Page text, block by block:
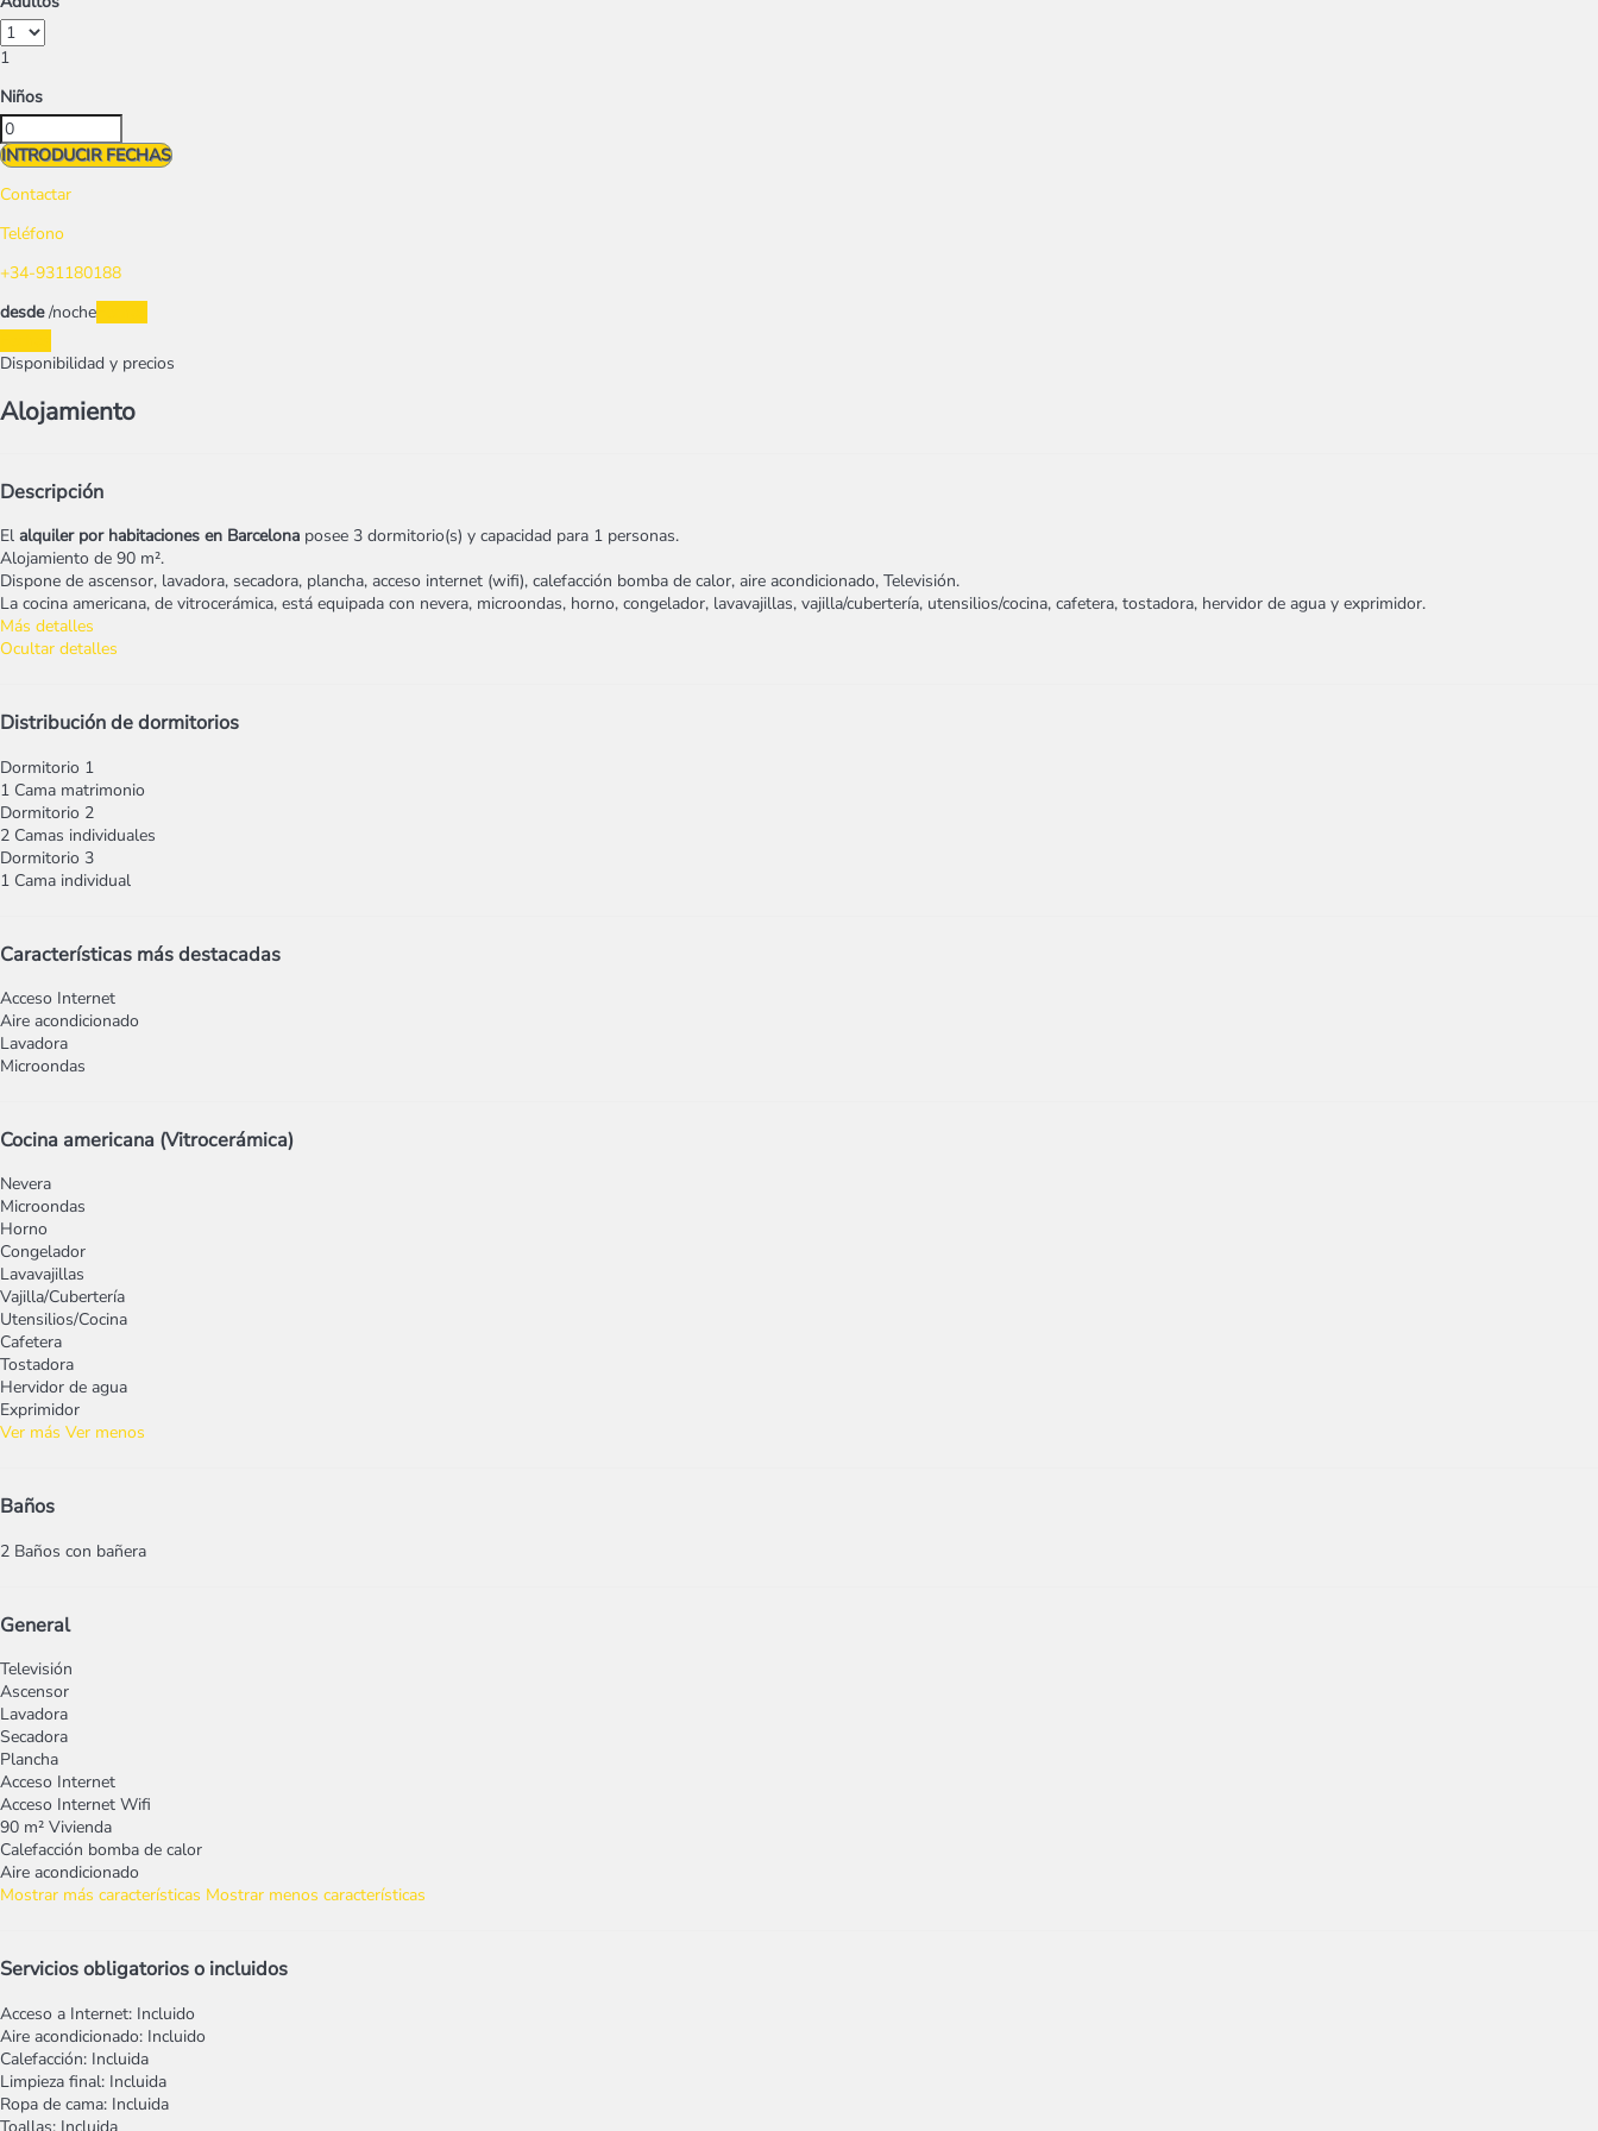
1
Niños
INTRODUCIR FECHAS
Contactar
Teléfono
+34-931180188
desde /noche
Disponibilidad y precios
Alojamiento
Descripción
El alquiler por habitaciones en Barcelona posee 3 dormitorio(s) y capacidad para 1 personas.
Alojamiento de 90 m².
Dispone de ascensor, lavadora, secadora, plancha, acceso internet (wifi), calefacción bomba de calor, aire acondicionado, Televisión.
La cocina americana, de vitrocerámica, está equipada con nevera, microondas, horno, congelador, lavavajillas, vajilla/cubertería, utensilios/cocina, cafetera, tostadora, hervidor de agua y exprimidor.
Más detalles
Ocultar detalles
Distribución de dormitorios
Dormitorio 1
1 Cama matrimonio
Dormitorio 2
2 Camas individuales
Dormitorio 3
1 Cama individual
Características más destacadas
Acceso Internet
Aire acondicionado
Lavadora
Microondas
Cocina americana (Vitrocerámica)
Nevera
Microondas
Horno
Congelador
Lavavajillas
Vajilla/Cubertería
Utensilios/Cocina
Cafetera
Tostadora
Hervidor de agua
Exprimidor
Ver más Ver menos
Baños
2 Baños con bañera
General
Televisión
Ascensor
Lavadora
Secadora
Plancha
Acceso Internet
Acceso Internet Wifi
90 m² Vivienda
Calefacción bomba de calor
Aire acondicionado
Mostrar más características Mostrar menos características
Servicios obligatorios o incluidos
Acceso a Internet: Incluido
Aire acondicionado: Incluido
Calefacción: Incluida
Limpieza final: Incluida
Ropa de cama: Incluida
Toallas: Incluida